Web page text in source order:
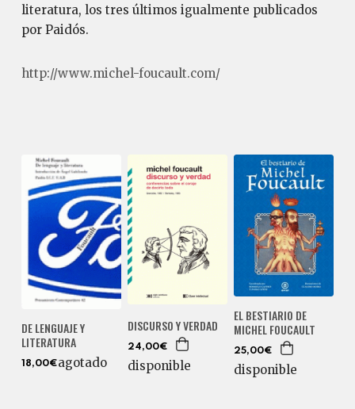
literatura, los tres últimos igualmente publicados
por Paidós.
http://www.michel-foucault.com/
DE LENGUAJE Y
LITERATURA
18,00€agotado
DISCURSO Y VERDAD
24,00€
disponible
EL BESTIARIO DE
MICHEL FOUCAULT
25,00€
disponible